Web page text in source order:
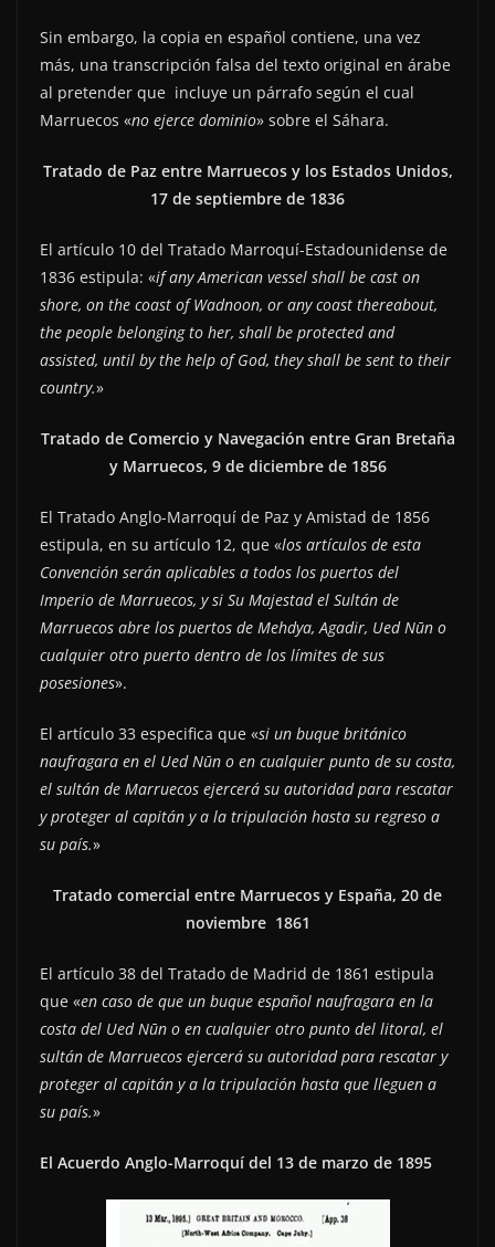
Sin embargo, la copia en español contiene, una vez
más, una transcripción falsa del texto original en árabe
al pretender que incluye un párrafo según el cual
Marruecos «no ejerce dominio» sobre el Sáhara.
Tratado de Paz entre Marruecos y los Estados Unidos,
17 de septiembre de 1836
El artículo 10 del Tratado Marroquí-Estadounidense de
1836 estipula: «if any American vessel shall be cast on
shore, on the coast of Wadnoon, or any coast thereabout,
the people belonging to her, shall be protected and
assisted, until by the help of God, they shall be sent to their
country.»
Tratado de Comercio y Navegación entre Gran Bretaña
y Marruecos, 9 de diciembre de 1856
El Tratado Anglo-Marroquí de Paz y Amistad de 1856
estipula, en su artículo 12, que «los artículos de esta
Convención serán aplicables a todos los puertos del
Imperio de Marruecos, y si Su Majestad el Sultán de
Marruecos abre los puertos de Mehdya, Agadir, Ued Nūn o
cualquier otro puerto dentro de los límites de sus
posesiones».
El artículo 33 especifica que «si un buque británico
naufragara en el Ued Nūn o en cualquier punto de su costa,
el sultán de Marruecos ejercerá su autoridad para rescatar
y proteger al capitán y a la tripulación hasta su regreso a
su país.»
Tratado comercial entre Marruecos y España, 20 de
noviembre 1861
El artículo 38 del Tratado de Madrid de 1861 estipula
que «en caso de que un buque español naufragara en la
costa del Ued Nūn o en cualquier otro punto del litoral, el
sultán de Marruecos ejercerá su autoridad para rescatar y
proteger al capitán y a la tripulación hasta que lleguen a
su país.»
El Acuerdo Anglo-Marroquí del 13 de marzo de 1895